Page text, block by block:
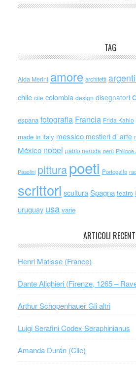
TAG
Alda Merini amore architetti
chile cile colombia design disegnatori
espana fotografia Francia Frida Kahlo
made in italy messico mestieri d' arte
México nobel pablo neruda perù Philippe
Pasolini pitturapoeti Portogallo
scrittori scultura Spagna teatro
uruguay usa varie
ARTICOLI
Henri Matisse (France)
Dante Alighieri (Firenze, 1265 –
Arthur Schopenhauer Gli altri
Luigi Serafini Codex Seraphinianus
Amanda Durán (Cile)